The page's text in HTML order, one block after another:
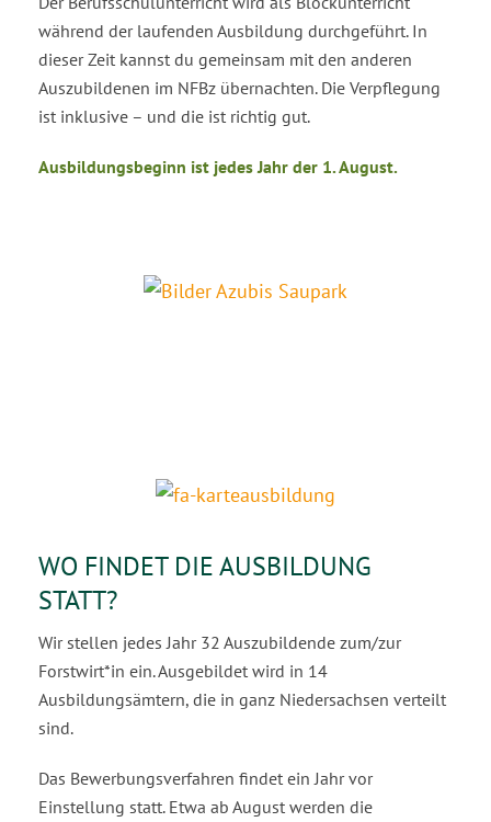
während der laufenden Ausbildung durchgeführt. In
dieser Zeit kannst du gemeinsam mit den anderen
Auszubildenen im NFBz übernachten. Die Verpflegung
ist inklusive – und die ist richtig gut.
Ausbildungsbeginn ist jedes Jahr der 1. August.
WO FINDET DIE AUSBILDUNG
STATT?
Wir stellen jedes Jahr 32 Auszubildende zum/zur
Forstwirt*in ein. Ausgebildet wird in 14
Ausbildungsämtern, die in ganz Niedersachsen verteilt
sind.
Das Bewerbungsverfahren findet ein Jahr vor
Einstellung statt. Etwa ab August werden die